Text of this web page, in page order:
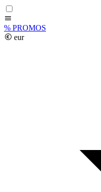
% PROMOS
eur